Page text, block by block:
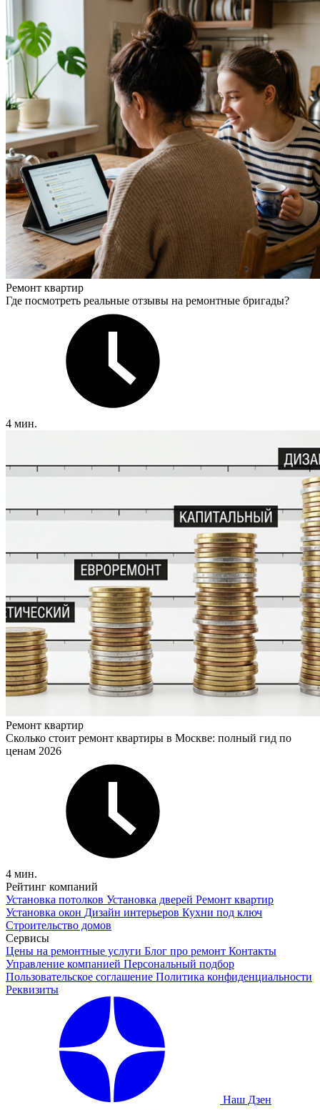
Ремонт квартир
Где посмотреть реальные отзывы на ремонтные бригады?
4 мин.
Ремонт квартир
Сколько стоит ремонт квартиры в Москве: полный гид по
ценам 2026
4 мин.
Рейтинг компаний
Установка потолков Установка дверей Ремонт квартир
Установка окон Дизайн интерьеров Кухни под ключ
Строительство домов
Сервисы
Цены на ремонтные услуги Блог про ремонт Контакты
Управление компанией Персональный подбор
Пользовательское соглашение Политика конфиденциальности
Реквизиты
Наш Дзен